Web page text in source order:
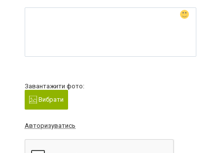
Завантажити фото:
Вибрати
Авторизуватись